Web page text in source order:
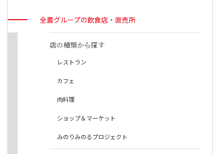
全農グループの飲食店・直売所
店の種類から探す
レストラン
カフェ
肉料理
ショップ＆マーケット
みのりみのるプロジェクト